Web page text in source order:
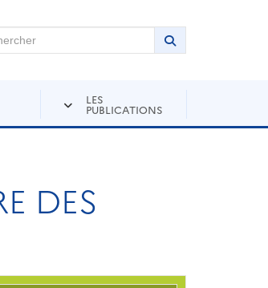
Andra Inventaire Rechercher
Lancer la
LES
PUBLICATIONS
DES